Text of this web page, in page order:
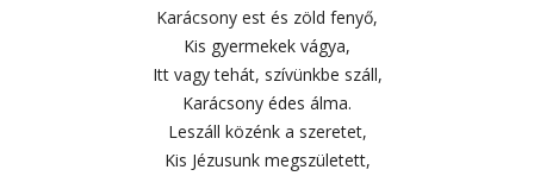
Karácsony est és zöld fenyő,
Kis gyermekek vágya,
Itt vagy tehát, szívünkbe száll,
Karácsony édes álma.
Leszáll közénk a szeretet,
Kis Jézusunk megszületett,